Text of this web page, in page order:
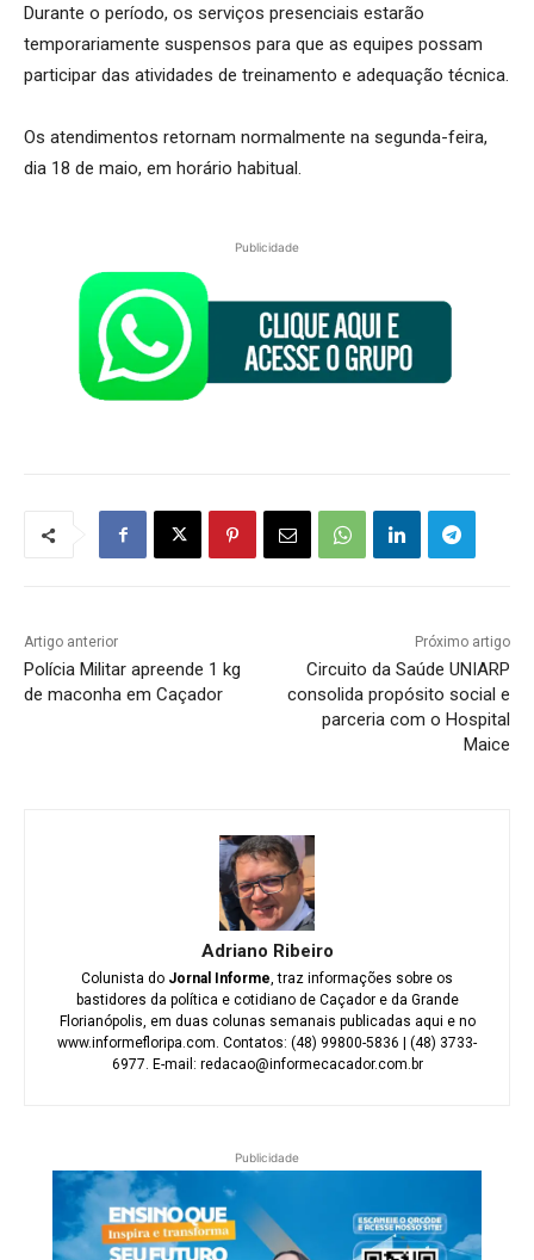
Durante o período, os serviços presenciais estarão
temporariamente suspensos para que as equipes possam
participar das atividades de treinamento e adequação técnica.
Os atendimentos retornam normalmente na segunda-feira,
dia 18 de maio, em horário habitual.
Publicidade
Artigo anterior
Polícia Militar apreende 1 kg
de maconha em Caçador
Próximo artigo
Circuito da Saúde UNIARP
consolida propósito social e
parceria com o Hospital
Maice
Adriano Ribeiro
Colunista do Jornal Informe, traz informações sobre os
bastidores da política e cotidiano de Caçador e da Grande
Florianópolis, em duas colunas semanais publicadas aqui e no
www.informefloripa.com. Contatos: (48) 99800-5836 | (48) 3733-
6977. E-mail: redacao@informecacador.com.br
Publicidade